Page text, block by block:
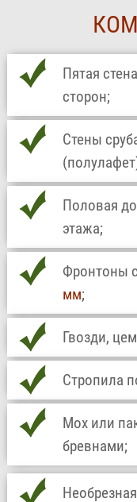
Пятая
сторон;
Стены
Половая
этажа;
Фронтоны
мм;
Гвозди,
Стропила
Мох или
бревнами;